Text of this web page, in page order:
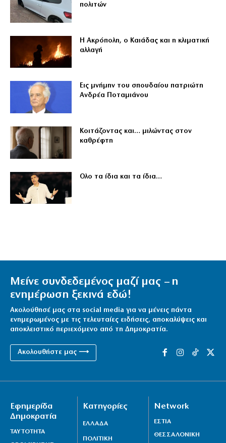
πολιτών
Η Ακρόπολη, ο Καιάδας και η κλιματική
αλλαγή
Εις μνήμην του σπουδαίου πατριώτη
Ανδρέα Ποταμιάνου
Κοιτάζοντας και… μιλώντας στον
καθρέφτη
Ολο τα ίδια και τα ίδια…
Μείνε συνδεδεμένος μαζί μας – η
ενημέρωση ξεκινά εδώ!
Ακολούθησέ μας στα social media για να μένεις πάντα
ενημερωμένος με τις τελευταίες ειδήσεις, αποκαλύψεις και
αποκλειστικό περιεχόμενο από τη Δημοκρατία.
Ακολουθήστε μας ⟶
Εφημερίδα
Δημοκρατία
ΤΑΥΤΟΤΗΤΑ
Κατηγορίες
ΕΛΛΑΔΑ
ΠΟΛΙΤΙΚΗ
Network
ΕΣΤΙΑ
ΘΕΣΣΑΛΟΝΙΚΗ